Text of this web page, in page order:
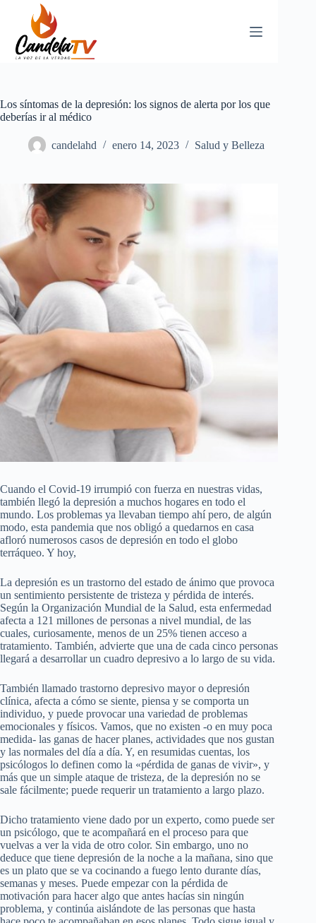
contenido
Los síntomas de la depresión: los signos de alerta por los que
deberías ir al médico
candelahd enero 14, 2023 Salud y Belleza
Cuando el Covid-19 irrumpió con fuerza en nuestras vidas,
también llegó la depresión a muchos hogares en todo el
mundo. Los problemas ya llevaban tiempo ahí pero, de algún
modo, esta pandemia que nos obligó a quedarnos en casa
afloró numerosos casos de depresión en todo el globo
terráqueo. Y hoy,
La depresión es un trastorno del estado de ánimo que provoca
un sentimiento persistente de tristeza y pérdida de interés.
Según la Organización Mundial de la Salud, esta enfermedad
afecta a 121 millones de personas a nivel mundial, de las
cuales, curiosamente, menos de un 25% tienen acceso a
tratamiento. También, advierte que una de cada cinco personas
llegará a desarrollar un cuadro depresivo a lo largo de su vida.
También llamado trastorno depresivo mayor o depresión
clínica, afecta a cómo se siente, piensa y se comporta un
individuo, y puede provocar una variedad de problemas
emocionales y físicos. Vamos, que no existen -o en muy poca
medida- las ganas de hacer planes, actividades que nos gustan
y las normales del día a día. Y, en resumidas cuentas, los
psicólogos lo definen como la «pérdida de ganas de vivir», y
más que un simple ataque de tristeza, de la depresión no se
sale fácilmente; puede requerir un tratamiento a largo plazo.
Dicho tratamiento viene dado por un experto, como puede ser
un psicólogo, que te acompañará en el proceso para que
vuelvas a ver la vida de otro color. Sin embargo, uno no
deduce que tiene depresión de la noche a la mañana, sino que
es un plato que se va cocinando a fuego lento durante días,
semanas y meses. Puede empezar con la pérdida de
motivación para hacer algo que antes hacías sin ningún
problema, y continúa aislándote de las personas que hasta